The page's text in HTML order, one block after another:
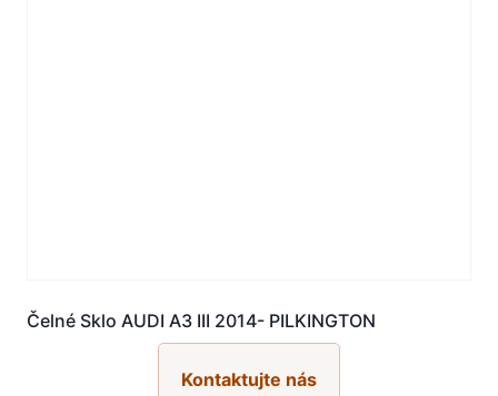
Čelné Sklo AUDI A3 III 2014- PILKINGTON
Kontaktujte nás